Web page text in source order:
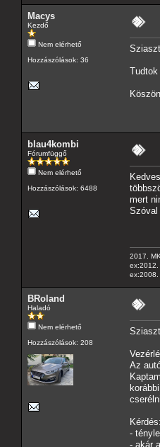
Macys
Kezdő
Nem elérhető
Hozzászólások: 36
blau4kombi
Fórumfüggő
Nem elérhető
Hozzászólások: 6488
mert
2017.
ex:2012.
ex:2008.
BRoland
Haladó
Nem elérhető
Hozzászólások: 208
Az
Kérdés:
-
- akár